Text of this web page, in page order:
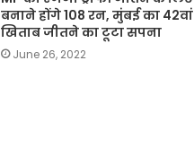
बनाने होंगे 108 रन, मुंबई का 42वां
खिताब जीतने का टूटा सपना
June 26, 2022